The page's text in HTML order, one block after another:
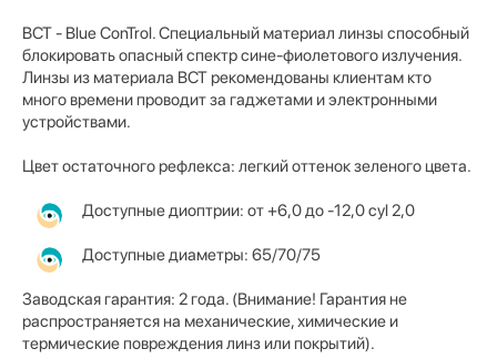
BCT - Blue ConTrol. Специальный материал линзы способный
блокировать опасный спектр сине-фиолетового излучения.
Линзы из материала BCT рекомендованы клиентам кто
много времени проводит за гаджетами и электронными
устройствами.
Цвет остаточного рефлекса: легкий оттенок зеленого цвета.
Доступные диоптрии: от +6,0 до -12,0 cyl 2,0
Доступные диаметры: 65/70/75
Заводская гарантия: 2 года. (Внимание! Гарантия не
распространяется на механические, химические и
термические повреждения линз или покрытий).